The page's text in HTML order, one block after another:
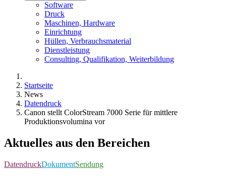
Software
Druck
Maschinen, Hardware
Einrichtung
Hüllen, Verbrauchsmaterial
Dienstleistung
Consulting, Qualifikation, Weiterbildung
Startseite
News
Datendruck
Canon stellt ColorStream 7000 Serie für mittlere
Produktionsvolumina vor
Aktuelles aus den Bereichen
DatendruckDokumentSendung